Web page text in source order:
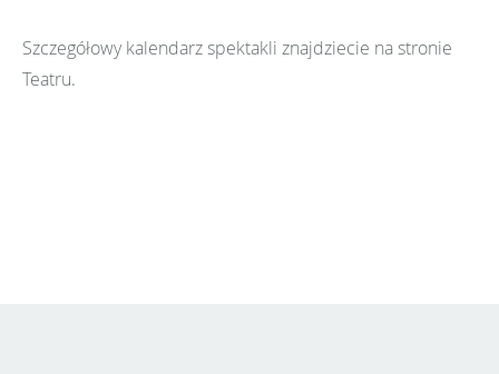
Szczegółowy kalendarz spektakli znajdziecie na stronie
Teatru.